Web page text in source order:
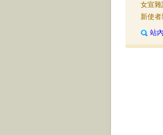
女宣雜
新使
站